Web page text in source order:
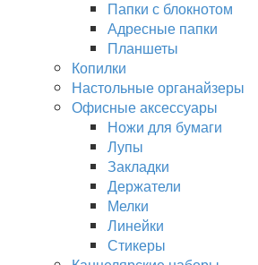
Папки с блокнотом
Адресные папки
Планшеты
Копилки
Настольные органайзеры
Офисные аксессуары
Ножи для бумаги
Лупы
Закладки
Держатели
Мелки
Линейки
Стикеры